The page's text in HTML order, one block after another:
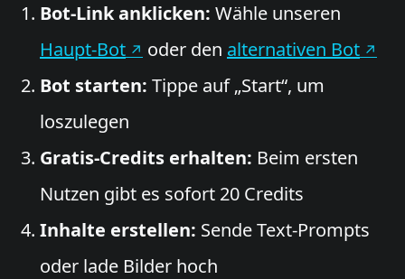
Bot-Link anklicken: Wähle unseren
Haupt-Bot
oder den alternativen Bot
Bot starten: Tippe auf „Start“, um
loszulegen
Gratis-Credits erhalten: Beim ersten
Nutzen gibt es sofort 20 Credits
Inhalte erstellen: Sende Text-Prompts
oder lade Bilder hoch